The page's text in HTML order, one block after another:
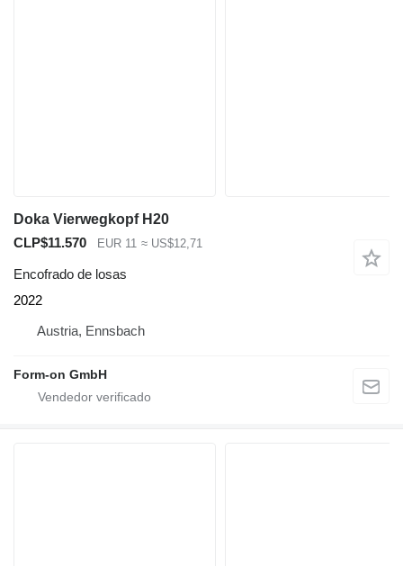
Doka Vierwegkopf H20
CLP$11.570
EUR 11 ≈ US$12,71
Encofrado de losas
2022
Austria, Ennsbach
Form-on GmbH